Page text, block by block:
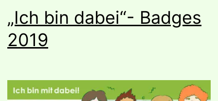
„Ich bin dabei“- Badges
2019